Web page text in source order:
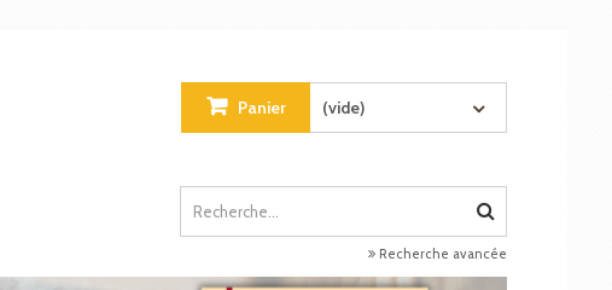
Panier (vide)
Recherche avancée